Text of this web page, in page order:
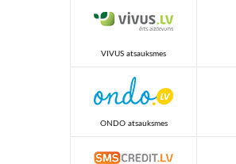
VIVUS atsauksmes
ONDO atsauksmes